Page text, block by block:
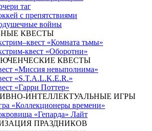
таг
с препятствиями
войны
КВЕСТЫ
«Комната тьмы»
квест «Оборотни»
КВЕСТЫ
«Миссия невыполнима»
«S.T.A.L.K.E.R.»
«Гарри Поттер»
ИНТЕЛЛЕКТУАЛЬНЫЕ ИГРЫ
«Коллекционеры времени»
«Гепарда» Лайт
ПРАЗДНИКОВ